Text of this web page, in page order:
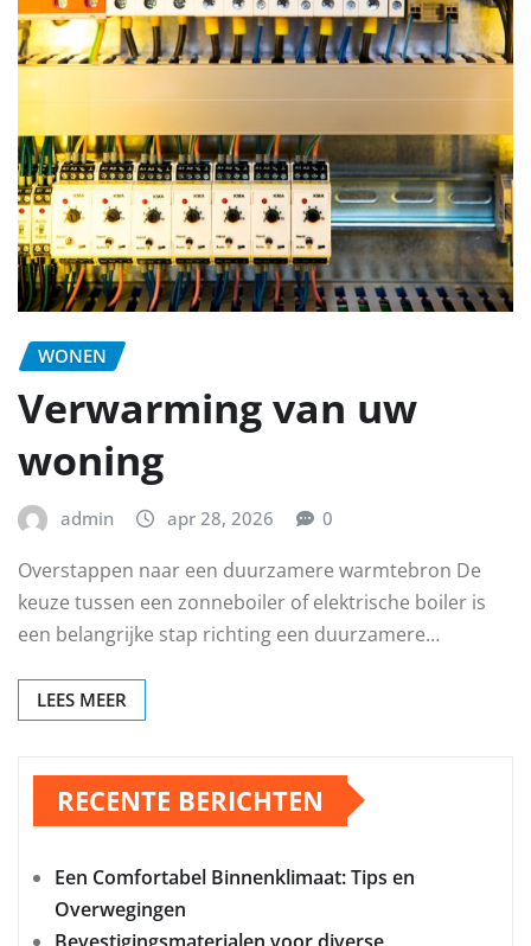
WONEN
Verwarming van uw
woning
admin apr 28, 2026 0
Overstappen naar een duurzamere warmtebron De
keuze tussen een zonneboiler of elektrische boiler is
een belangrijke stap richting een duurzamere…
LEES MEER
RECENTE BERICHTEN
Een Comfortabel Binnenklimaat: Tips en
Overwegingen